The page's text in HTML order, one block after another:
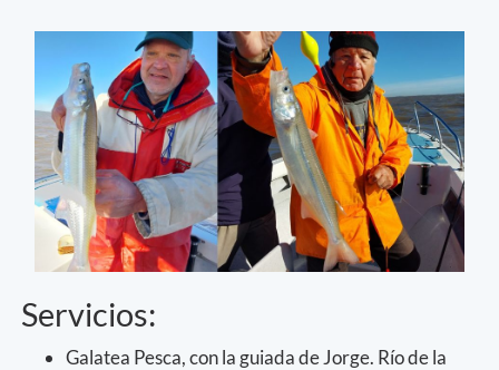
Servicios:
Galatea Pesca, con la guiada de Jorge. Río de la